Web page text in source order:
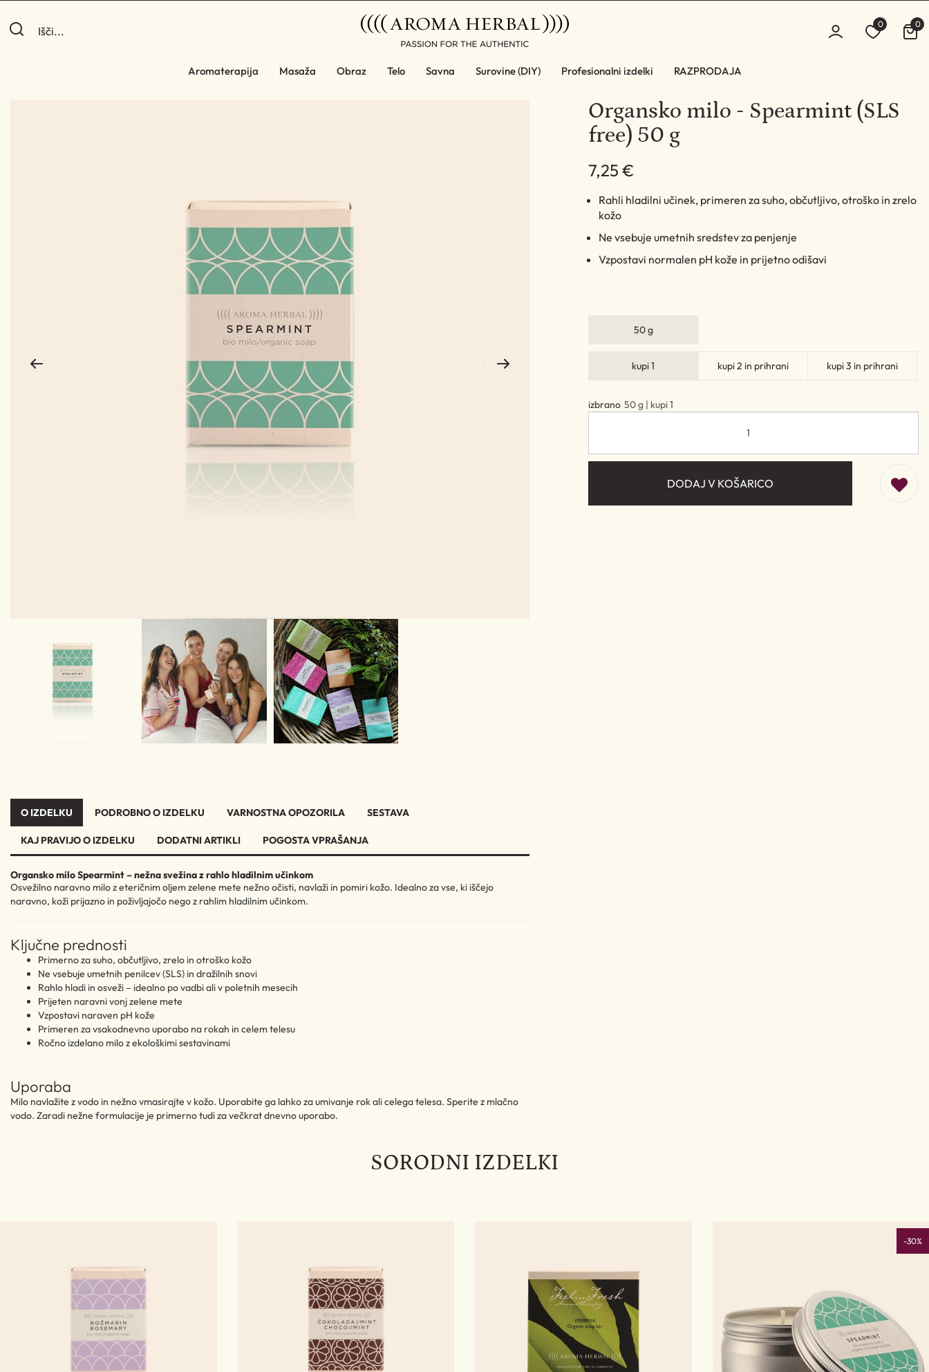
0 0
Aromaterapija Masaža Obraz Telo Savna Surovine (DIY) Profesionalni izdelki RAZPRODAJA
O IZDELKU PODROBNO O IZDELKU VARNOSTNA OPOZORILA SESTAVA
KAJ PRAVIJO O IZDELKU DODATNI ARTIKLI POGOSTA VPRAŠANJA
Organsko milo Spearmint – nežna svežina z rahlo hladilnim učinkom
Osvežilno naravno milo z eteričnim oljem zelene mete nežno očisti, navlaži in pomiri kožo. Idealno za vse, ki iščejo
naravno, koži prijazno in poživljajočo nego z rahlim hladilnim učinkom.
Ključne prednosti
Primerno za suho, občutljivo, zrelo in otroško kožo
Ne vsebuje umetnih penilcev (SLS) in dražilnih snovi
Rahlo hladi in osveži – idealno po vadbi ali v poletnih mesecih
Prijeten naravni vonj zelene mete
Vzpostavi naraven pH kože
Primeren za vsakodnevno uporabo na rokah in celem telesu
Ročno izdelano milo z ekološkimi sestavinami
Uporaba
Milo navlažite z vodo in nežno vmasirajte v kožo. Uporabite ga lahko za umivanje rok ali celega telesa. Sperite z mlačno
vodo. Zaradi nežne formulacije je primerno tudi za večkrat dnevno uporabo.
Organsko milo - Spearmint (SLS
free) 50 g
7,25 €
Rahli hladilni učinek, primeren za suho, občutljivo, otroško in zrelo
kožo
Ne vsebuje umetnih sredstev za penjenje
Vzpostavi normalen pH kože in prijetno odišavi
50 g
kupi 1 kupi 2 in prihrani kupi 3 in prihrani
izbrano 50 g | kupi 1
DODAJ V KOŠARICO
SORODNI IZDELKI
-30%